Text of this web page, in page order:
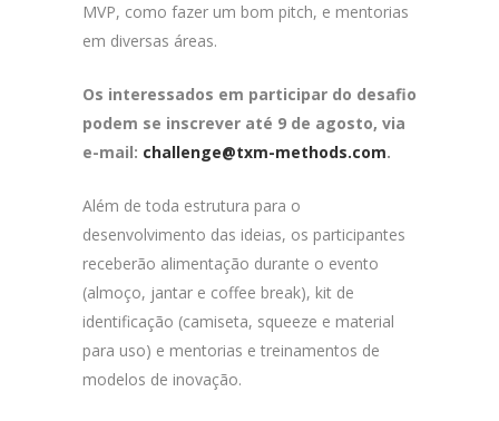
MVP, como fazer um bom pitch, e mentorias
em diversas áreas.
Os interessados em participar do desafio
podem se inscrever até 9 de agosto, via
e-mail: challenge@txm-methods.com.
Além de toda estrutura para o
desenvolvimento das ideias, os participantes
receberão alimentação durante o evento
(almoço, jantar e coffee break), kit de
identificação (camiseta, squeeze e material
para uso) e mentorias e treinamentos de
modelos de inovação.